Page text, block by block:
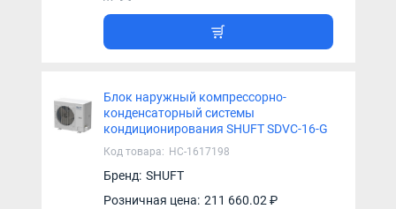
Блок наружный компрессорно-
конденсаторный системы
кондиционирования SHUFT SDVC-16-G
Код товара: НС-1617198
Бренд: SHUFT
Розничная цена: 211 660.02 ₽